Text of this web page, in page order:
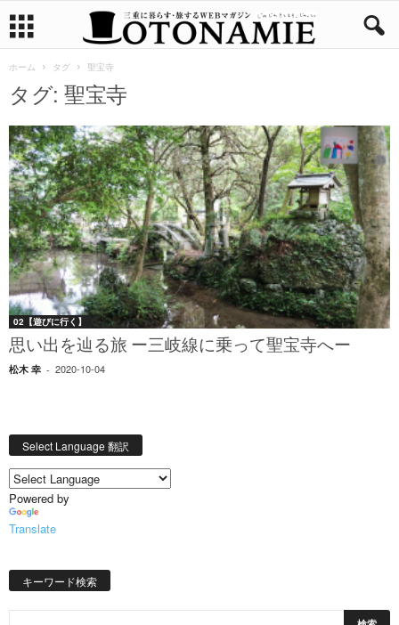
ホーム タグ 聖宝寺
タグ: 聖宝寺
02【遊びに行く】
思い出を辿る旅 ー三岐線に乗って聖宝寺へー
松木 幸 - 2020-10-04
Select Language 翻訳
Powered by
Translate
キーワード検索